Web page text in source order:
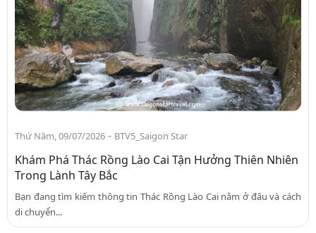
Thứ Năm, 09/07/2026 - BTV5_Saigon Star
Khám Phá Thác Rồng Lào Cai Tận Hưởng Thiên Nhiên
Trong Lành Tây Bắc
Bạn đang tìm kiếm thông tin Thác Rồng Lào Cai nằm ở đâu và cách
di chuyển...